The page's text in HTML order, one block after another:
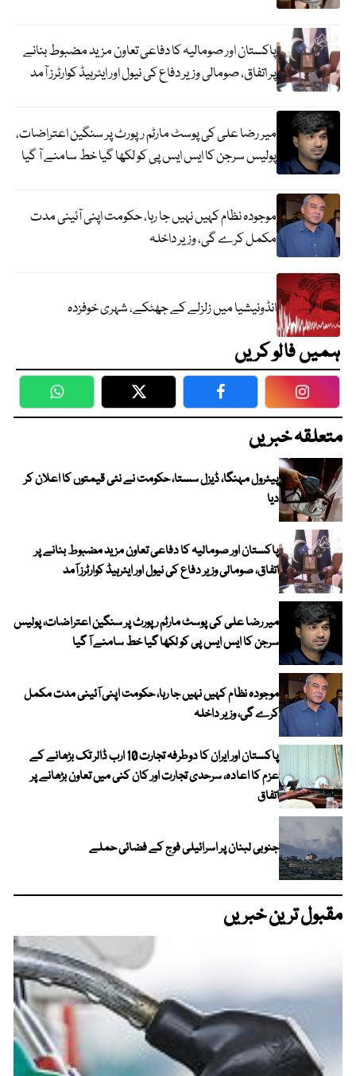
پاکستان اور صومالیہ کا دفاعی تعاون مزید مضبوط بنانے
پر اتفاق، صومالی وزیر دفاع کی نیول اور ایئرہیڈ کوارٹرز آمد
میر رضا علی کی پوسٹ مارٹم رپورٹ پر سنگین اعتراضات،
پولیس سرجن کا ایس ایس پی کو لکھا گیا خط سامنے آ گیا
موجودہ نظام کہیں نہیں جا رہا، حکومت اپنی آئینی مدت
مکمل کرے گی، وزیر داخلہ
انڈونیشیا میں زلزلے کے جھٹکے، شہری خوفزدہ
ہمیں فالو کریں
WhatsApp Twitter Facebook
متعلقہ خبریں
پیٹرول مہنگا، ڈیزل سستا، حکومت نے نئی قیمتوں کا اعلان کر
دیا
پاکستان اور صومالیہ کا دفاعی تعاون مزید مضبوط بنانے پر
اتفاق، صومالی وزیر دفاع کی نیول اور ایئرہیڈ کوارٹرز آمد
میر رضا علی کی پوسٹ مارٹم رپورٹ پر سنگین اعتراضات، پولیس
سرجن کا ایس ایس پی کو لکھا گیا خط سامنے آ گیا
موجودہ نظام کہیں نہیں جا رہا، حکومت اپنی آئینی مدت مکمل
کرے گی، وزیر داخلہ
پاکستان اور ایران کا دوطرفہ تجارت 10 ارب ڈالر تک بڑھانے کے
عزم کا اعادہ، سرحدی تجارت اور کان کنی میں تعاون بڑھانے پر
اتفاق
جنوبی لبنان پر اسرائیلی فوج کے فضائی حملے
مقبول ترین خبریں